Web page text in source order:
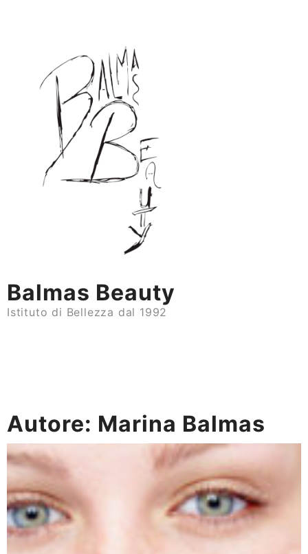
Balmas Beauty
Istituto di Bellezza dal 1992
Autore: Marina Balmas